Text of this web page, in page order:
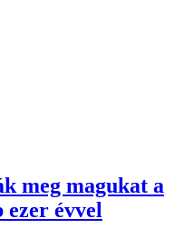
meg magukat a
ezer évvel